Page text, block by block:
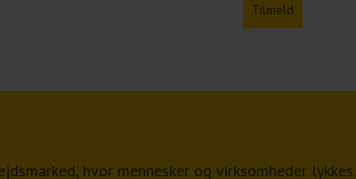
Tilmeld
hvor mennesker og virksomheder lykkes.